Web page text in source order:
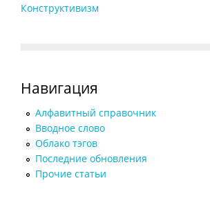
Конструктивизм
Навигация
Алфавитный справочник
Вводное слово
Облако тэгов
Последние обновления
Прочие статьи